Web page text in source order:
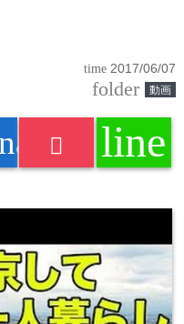
time 2017/06/07
folder 動画
line